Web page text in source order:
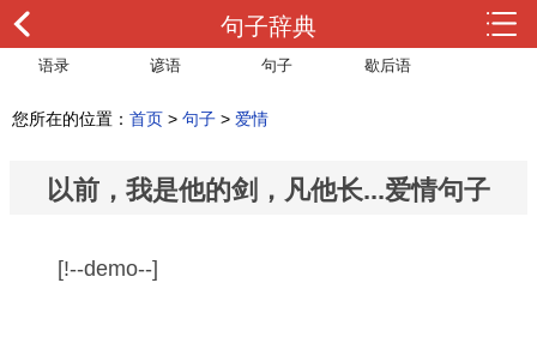
句子辞典
语录 谚语 句子 歇后语
您所在的位置： 首页 > 句子 > 爱情
以前，我是他的剑，凡他长...爱情句子
[!--demo--]